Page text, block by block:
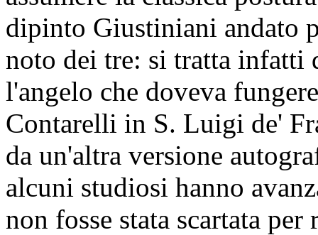
dipinto Giustiniani andato
noto dei tre: si tratta infatti
l'angelo che doveva
Contarelli in S. Luigi de'
da un'altra versione
alcuni studiosi hanno
non fosse stata scartata